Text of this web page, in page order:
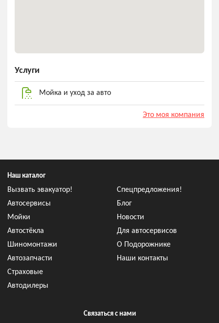
Услуги
Мойка и уход за авто
Это моя компания
Наш каталог
Вызвать эвакуатор!
Автосервисы
Мойки
Автостёкла
Шиномонтажи
Автозапчасти
Страховые
Автодилеры
Спецпредложения!
Блог
Новости
Для автосервисов
О Подорожнике
Наши контакты
Связаться с нами